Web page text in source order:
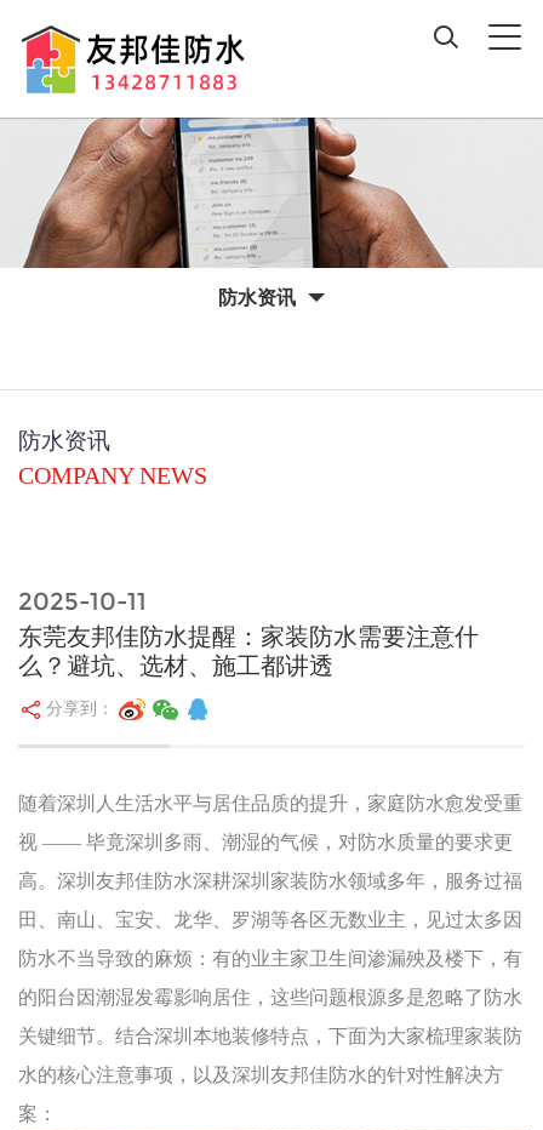
防水资讯
防水资讯
COMPANY NEWS
2025-10-11
东莞友邦佳防水提醒：家装防水需要注意什
么？避坑、选材、施工都讲透
分享到：
随着深圳人生活水平与居住品质的提升，家庭防水愈发受重
视 —— 毕竟深圳多雨、潮湿的气候，对防水质量的要求更
高。深圳友邦佳防水深耕深圳家装防水领域多年，服务过福
田、南山、宝安、龙华、罗湖等各区无数业主，见过太多因
防水不当导致的麻烦：有的业主家卫生间渗漏殃及楼下，有
的阳台因潮湿发霉影响居住，这些问题根源多是忽略了防水
关键细节。结合深圳本地装修特点，下面为大家梳理家装防
水的核心注意事项，以及深圳友邦佳防水的针对性解决方
案：